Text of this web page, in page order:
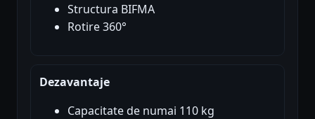
Structura BIFMA
Rotire 360°
Dezavantaje
Capacitate de numai 110 kg